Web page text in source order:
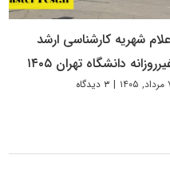
شهریه کارشناسی ارشد
دانشگاه تهران ۱۴۰۵
| ۳ دیدگاه